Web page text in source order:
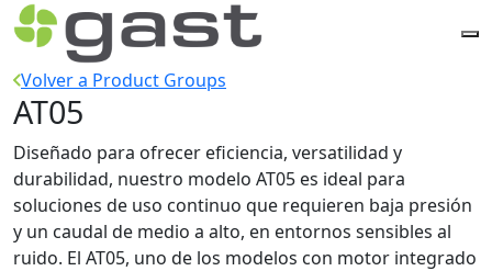
Volver a Product Groups
AT05
Diseñado para ofrecer eficiencia, versatilidad y
durabilidad, nuestro modelo AT05 es ideal para
soluciones de uso continuo que requieren baja presión
y un caudal de medio a alto, en entornos sensibles al
ruido. El AT05, uno de los modelos con motor integrado